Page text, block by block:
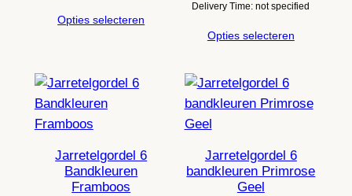
Opties selecteren
Delivery Time: not specified
Opties selecteren
Jarretelgordel 6
Bandkleuren
Framboos
Jarretelgordel 6
bandkleuren Primrose
Geel